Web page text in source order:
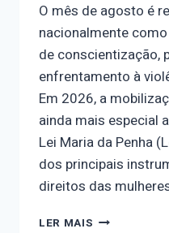
O mês de agosto é
nacionalmente
de conscientização,
enfrentamento à
Em 2026, a
ainda mais especial
Lei Maria da Penha
dos principais
direitos das
LER MAIS AGOSTO